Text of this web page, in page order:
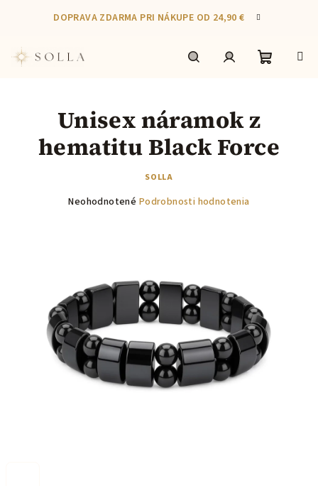
DOPRAVA ZDARMA PRI NÁKUPE OD 24,90 €
Unisex náramok z
hematitu Black Force
SOLLA
Priemerné
hviezdičiek.
Neohodnotené Podrobnosti hodnotenia